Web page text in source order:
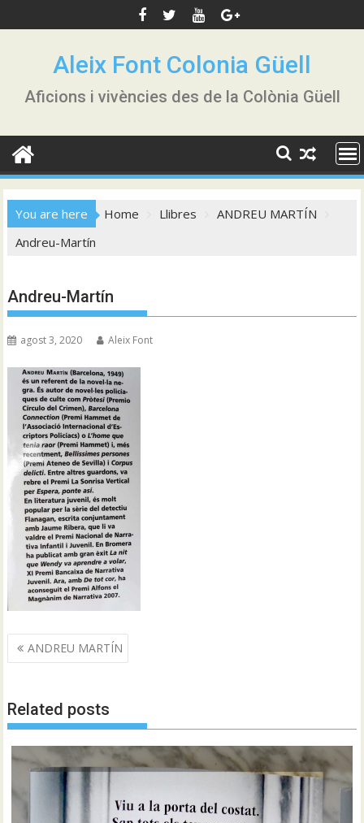
to
Aleix Font Colonia Güell
Aficions i vivències des de la Colònia Güell
You are here Home Llibres
ANDREU MARTÍN
Andreu-Martín
Andreu-Martín
agost 3, 2020 Aleix Font
Navegació
d'entrades
ANDREU MARTÍN
Related posts